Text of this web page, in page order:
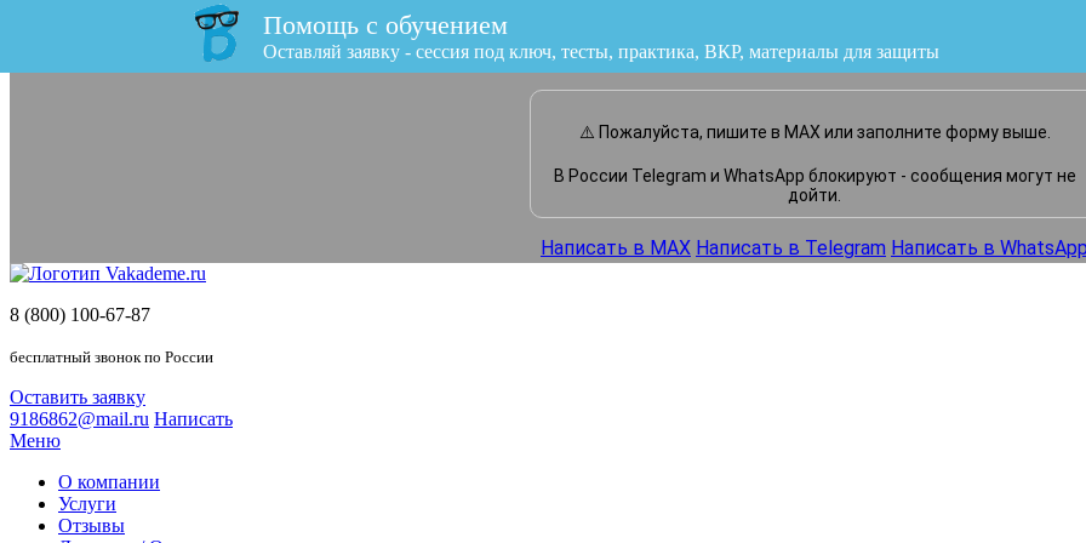
Помощь с обучением
Оставляй заявку - сессия под ключ, тесты, практика, ВКР
или напишите нам прямо сейчас
⚠️ Пожалуйста, пишите в MAX или заполните форму выше.
В России Telegram и WhatsApp блокируют - сообщения могут не
дойти.
Написать в MAX Написать в Telegram Написать в
8 (800) 100-67-87
бесплатный звонок по России
Оставить заявку
9186862@mail.ru Написать
Меню
О компании
Услуги
Отзывы